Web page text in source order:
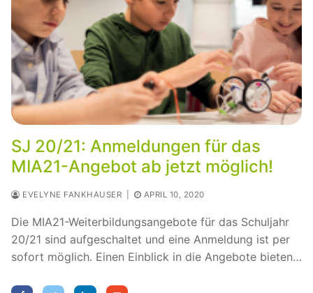
SJ 20/21: Anmeldungen für das
MIA21-Angebot ab jetzt möglich!
EVELYNE FANKHAUSER APRIL 10, 2020
Die MIA21-Weiterbildungsangebote für das Schuljahr
20/21 sind aufgeschaltet und eine Anmeldung ist per
sofort möglich. Einen Einblick in die Angebote bieten…